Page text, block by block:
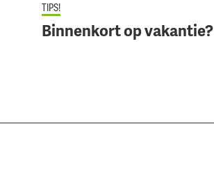
TIPS!
Binnenkort op vakantie?